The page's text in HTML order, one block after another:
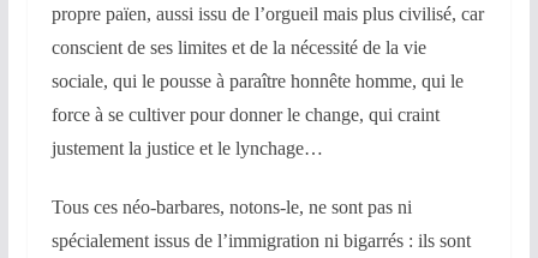
propre païen, aussi issu de l’orgueil mais plus civilisé, car
conscient de ses limites et de la nécessité de la vie
sociale, qui le pousse à paraître honnête homme, qui le
force à se cultiver pour donner le change, qui craint
justement la justice et le lynchage…
Tous ces néo-barbares, notons-le, ne sont pas ni
spécialement issus de l’immigration ni bigarrés : ils sont